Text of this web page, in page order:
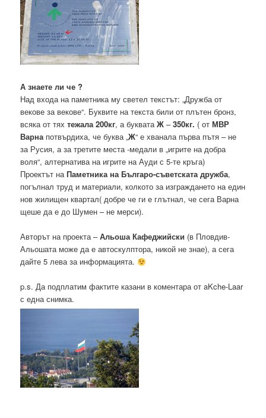
А знаете ли че ?
Над входа на паметника му светел текстът: „Дружба от
векове за векове“. Буквите на текста били от плътен бронз,
всяка от тяхтежала 200кг, а букватаЖ –350кг. ( отМВР
Варнапотвърдиха, че буква „Ж“ е хванала първа пътя – не
за Русия, а за третите места -медали в „игрите на добра
воля“, алтернатива на игрите на Ауди с 5-те кръга)
Проектът наПаметника на Българо-съветската дружба,
погълнал труд и материали, колкото за изграждането на един
нов жилищен квартал( добре че ги е глътнал, че сега Варна
щеше да е до Шумен – не мерси).
Авторът на проекта –Альоша Кафеджийски (в Пловдив-
Альошата може да е автоскулптора, никой не знае), а сега
дайте 5 лева за информацията.
p.s. Да подплатим фактите казани в коментара от aKche-Laar
с една снимка.